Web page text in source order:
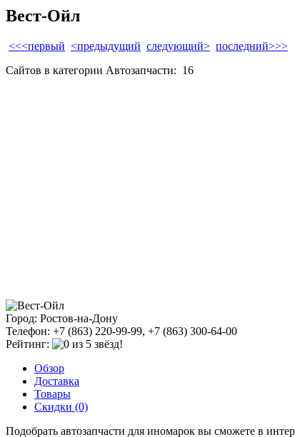
Вест-Ойл
<<<первый <предыдущий следующий> последний>>>
Сайтов в категории Автозапчасти: 16
Город: Ростов-на-Дону
Телефон: +7 (863) 220-99-99, +7 (863) 300-64-00
Рейтинг:
Обзор
Доставка
Товары
Скидки (0)
Подобрать автозапчасти для иномарок вы сможете в